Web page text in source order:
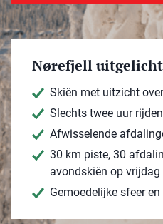
Nørefjell uitgelicht
Skiën met uitzicht
Slechts twee uur
Afwisselende
30 km piste, 30
avondskiën op vrijdag
Gemoedelijke sfeer